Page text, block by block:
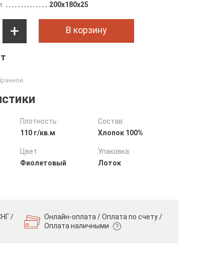
200х180х25
В корзину
Плотность:
110 г/кв.м
Состав:
Хлопок 100%
Цвет:
Фиолетовый
Упаковка:
Лоток
/
Онлайн-оплата / Оплата по счету /
Оплата наличными